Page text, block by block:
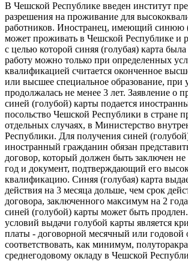
В Чешской Республике введен институт
разрешения на проживание для
работников. Иностранец, имеющий синюю
может проживать в Чешской Республике и
с целью которой синяя (голубая) карта
работу можно только при определенных
квалификацией считается оконченное
или высшее специальное образование, при
продолжалась не менее 3 лет. Заявление о
синей (голубой) карты подается
посольство Чешской Республики в стране
отдельных случаях, в Министерство
Республики. Для получения синей
иностранный гражданин обязан
договор, который должен быть заключен
год и документ, подтверждающий его
квалификацию. Синяя (голубая) карта
действия на 3 месяца дольше, чем срок
договора, заключенного максимум на 2
синей (голубой) карты может быть
условий выдачи голубой карты является
платы - договорной месячный или годовой
соответствовать, как минимум,
среднегодовому окладу в Чешской